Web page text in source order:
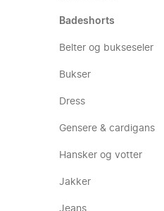
Badeshorts
Belter og bukseseler
Bukser
Dress
Gensere & cardigans
Hansker og votter
Jakker
Jeans